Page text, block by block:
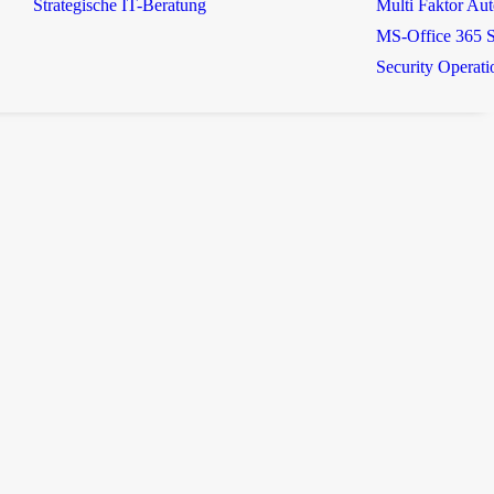
Strategische IT-Beratung
Multi Faktor
MS-Office 365
Security